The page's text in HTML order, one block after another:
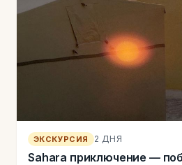
ЭКСКУРСИЯ 2 ДНЯ
Sahara приключение —